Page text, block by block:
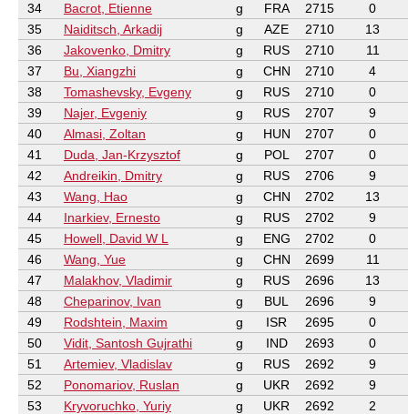
34
Bacrot, Etienne g FRA 2715
0
35
Naiditsch, Arkadij g AZE 2710
13
36
Jakovenko, Dmitry g RUS 2710
11
37
Bu, Xiangzhi g CHN 2710
4
38
Tomashevsky, Evgeny g RUS 2710
0
39
Najer, Evgeniy g RUS 2707
9
40
Almasi, Zoltan g HUN 2707
0
41
Duda, Jan-Krzysztof g POL 2707
0
42
Andreikin, Dmitry g RUS 2706
9
43
Wang, Hao g CHN 2702
13
44
Inarkiev, Ernesto g RUS 2702
9
45
Howell, David W L g ENG 2702
0
46
Wang, Yue g CHN 2699
11
47
Malakhov, Vladimir g RUS 2696
13
48
Cheparinov, Ivan g BUL 2696
9
49
Rodshtein, Maxim g ISR 2695
0
50
Vidit, Santosh Gujrathi g IND 2693
0
51
Artemiev, Vladislav g RUS 2692
9
52
Ponomariov, Ruslan g UKR 2692
9
53
Kryvoruchko, Yuriy g UKR 2692
2